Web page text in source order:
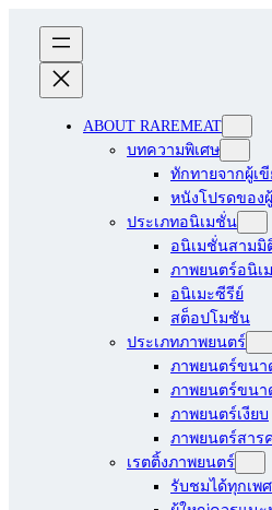
ABOUT RAREMEAT
บทความพิเศษ
ทักทายจากผู้เ
หนังโปรดของ
ประเภทอนิเมชั่น
อนิเมชั่นสามมิ
ภาพยนตร์อนิเ
อนิเมะซีรีย์
สต็อปโมชัน
ประเภทภาพยนตร์
ภาพยนตร์ขนา
ภาพยนตร์ขนา
ภาพยนตร์เงียบ
ภาพยนตร์สาร
เรตติ้งภาพยนตร์
รับชมได้ทุกเพ